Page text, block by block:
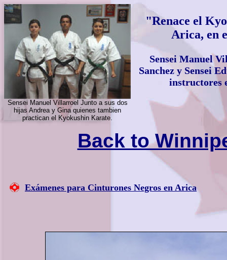
"Renace el
Arica, en
Sensei Manuel
Sanchez y Sensei
instructores
Sensei Manuel Villarroel Junto a sus dos
hijas Andrea y Gina quienes tambien
practican el Kyokushin Karate.
Back to
Exámenes para Cinturones Negros en Arica